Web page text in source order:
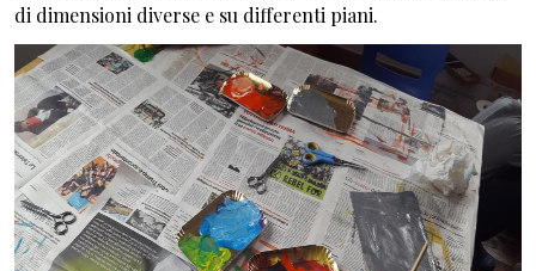
di dimensioni diverse e su differenti piani.